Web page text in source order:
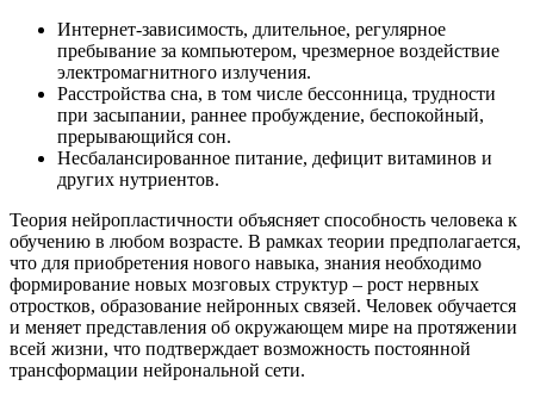
Интернет-зависимость, длительное, регулярное
пребывание за компьютером, чрезмерное воздействие
электромагнитного излучения.
Расстройства сна, в том числе бессонница, трудности
при засыпании, раннее пробуждение, беспокойный,
прерывающийся сон.
Несбалансированное питание, дефицит витаминов и
других нутриентов.
Теория нейропластичности объясняет способность человека к
обучению в любом возрасте. В рамках теории предполагается,
что для приобретения нового навыка, знания необходимо
формирование новых мозговых структур – рост нервных
отростков, образование нейронных связей. Человек обучается
и меняет представления об окружающем мире на протяжении
всей жизни, что подтверждает возможность постоянной
трансформации нейрональной сети.